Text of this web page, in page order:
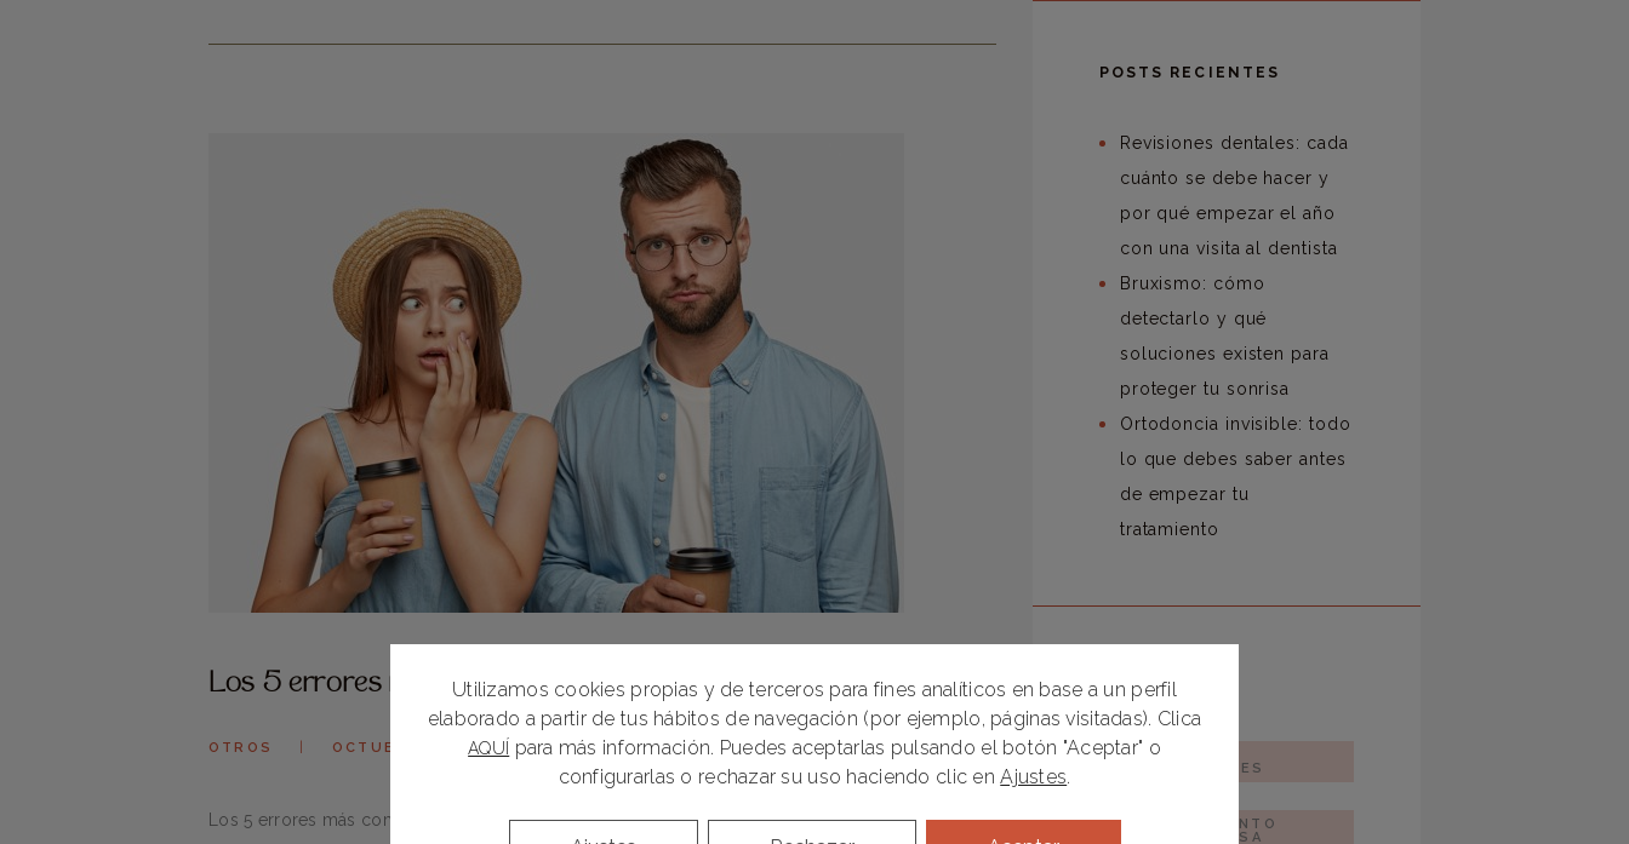
Los 5 errores más comunes que afectan tu salud dental
OTROS OCTUBRE 20, 2025
Los 5 errores más comunes que afectan tu salud dental Evitar problemas como sensibilidad
POSTS RECIENTES
Revisiones dentales: cada
cuánto se debe hacer y
por qué empezar el año
con una visita al dentista
Bruxismo: cómo
detectarlo y qué
soluciones existen para
proteger tu sonrisa
Ortodoncia invisible: todo
lo que debes saber antes
de empezar tu
tratamiento
ETIQUETAS
ALINEADORES
TRANSPARENTES
BLANQUEAMIENTO
DENTAL EN CASA
Utilizamos cookies propias y de terceros para fines analíticos en base a un perfil
elaborado a partir de tus hábitos de navegación (por ejemplo, páginas visitadas). Clica
AQUÍ para más información. Puedes aceptarlas pulsando el botón "Aceptar" o
configurarlas o rechazar su uso haciendo clic enAjustes.